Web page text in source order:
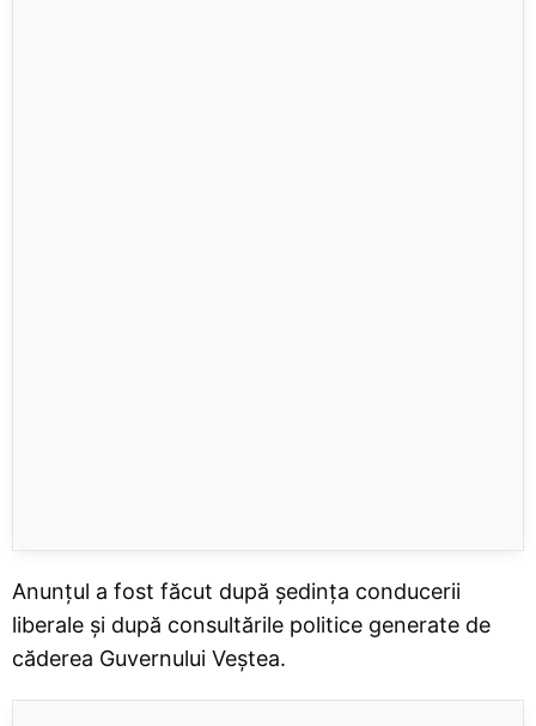
Anunțul a fost făcut după ședința conducerii
liberale și după consultările politice generate de
căderea Guvernului Veștea.